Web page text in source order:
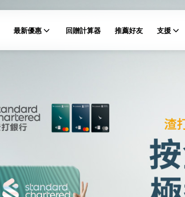
最新優惠 回贈計算器 推薦好友 支援